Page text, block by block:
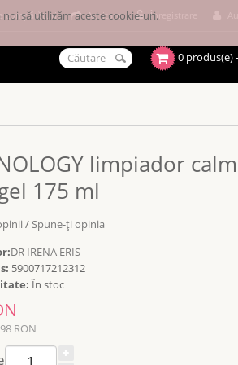
Înregistrare
cumpărături Achitare
0 produs(e)
limpiador
175 ml
/Spune-ţi opinia
DR IRENA ERIS
5900717212312
În stoc
RON
să utilizăm aceste cookie-uri.